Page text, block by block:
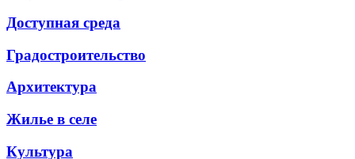
Доступная среда
Градостроительство
Архитектура
Жилье в селе
Культура